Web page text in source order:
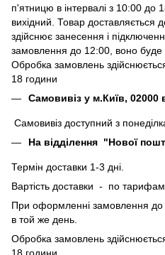
п'ятницю в інтервалі з 10:00 до
вихідний. Товар доставляється
здійснює занесення і
замовлення до 12:00, воно буде
Обробка замовлень
18 години
Самовивіз у м.Київ, 02000
Самовивіз доступний з
На відділення "Нової
Термін доставки 1-3 дні.
Вартість доставки - по тарифам
При оформленні замовлення до
в той же день.
Обробка замовлень